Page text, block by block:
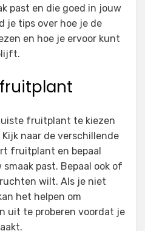
past en die goed in jouw
je tips over hoe je de
en hoe je ervoor kunt
fruitplant te kiezen
naar de verschillende
fruitplant en bepaal
past. Bepaal ook of
wilt. Als je niet
het helpen om
uit te proberen voordat je